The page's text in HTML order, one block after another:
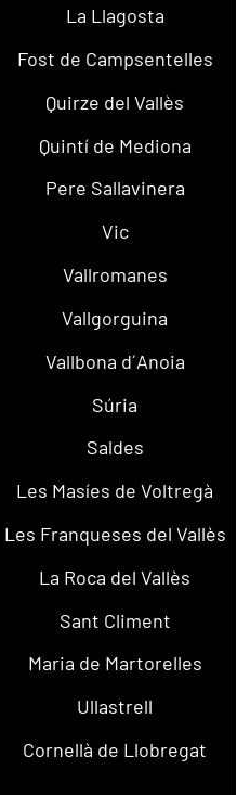
La Llagosta
Fost de Campsentelles
Quirze del Vallès
Quintí de Mediona
Pere Sallavinera
Vic
Vallromanes
Vallgorguina
Vallbona d´Anoia
Súria
Saldes
Les Masíes de Voltregà
Les Franqueses del Vallès
La Roca del Vallès
Sant Climent
Maria de Martorelles
Ullastrell
Cornellà de Llobregat